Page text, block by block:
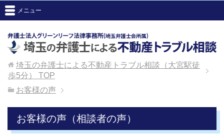
メニュー
埼玉の弁護士による不動産トラブル相談（大宮駅徒
歩5分）
TOP
お客様の声
お客様の声（相談者の声）